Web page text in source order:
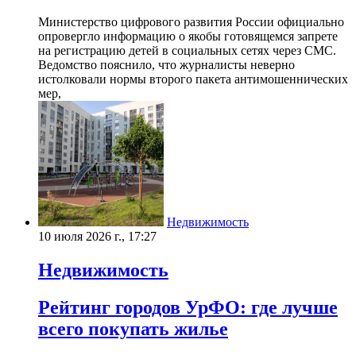
Министерство цифрового развития России официально
опровергло информацию о якобы готовящемся запрете
на регистрацию детей в социальных сетях через СМС.
Ведомство пояснило, что журналисты неверно
истолковали нормы второго пакета антимошеннических
мер,
Недвижимость
10 июля 2026 г., 17:27
Недвижимость
Рейтинг городов УрФО: где лучше
всего покупать жилье